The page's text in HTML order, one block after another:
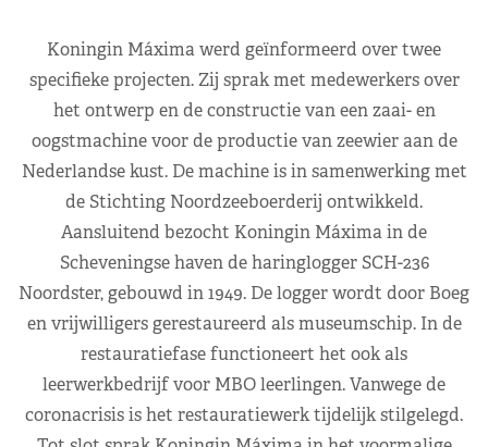
Koningin Máxima werd geïnformeerd over twee
specifieke projecten. Zij sprak met medewerkers over
het ontwerp en de constructie van een zaai- en
oogstmachine voor de productie van zeewier aan de
Nederlandse kust. De machine is in samenwerking met
de Stichting Noordzeeboerderij ontwikkeld.
Aansluitend bezocht Koningin Máxima in de
Scheveningse haven de haringlogger SCH-236
Noordster, gebouwd in 1949. De logger wordt door Boeg
en vrijwilligers gerestaureerd als museumschip. In de
restauratiefase functioneert het ook als
leerwerkbedrijf voor MBO leerlingen. Vanwege de
coronacrisis is het restauratiewerk tijdelijk stilgelegd.